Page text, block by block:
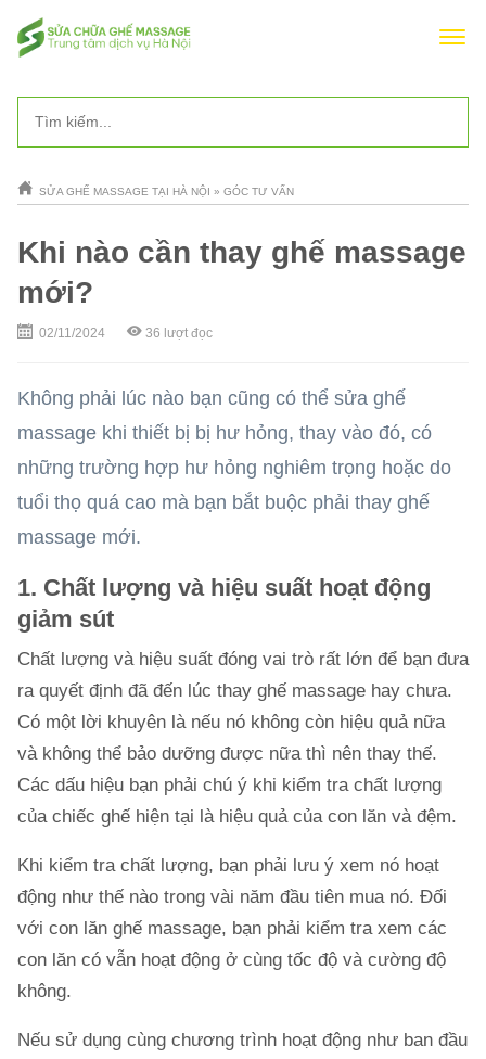
SỬA GHẾ MASSAGE TẠI HÀ NỘI » GÓC TƯ VẤN
Khi nào cần thay ghế massage
mới?
02/11/2024 36 lượt đọc
Không phải lúc nào bạn cũng có thể sửa ghế
massage khi thiết bị bị hư hỏng, thay vào đó, có
những trường hợp hư hỏng nghiêm trọng hoặc do
tuổi thọ quá cao mà bạn bắt buộc phải thay ghế
massage mới.
1. Chất lượng và hiệu suất hoạt động
giảm sút
Chất lượng và hiệu suất đóng vai trò rất lớn để bạn đưa
ra quyết định đã đến lúc thay ghế massage hay chưa.
Có một lời khuyên là nếu nó không còn hiệu quả nữa
và không thể bảo dưỡng được nữa thì nên thay thế.
Các dấu hiệu bạn phải chú ý khi kiểm tra chất lượng
của chiếc ghế hiện tại là hiệu quả của con lăn và đệm.
Khi kiểm tra chất lượng, bạn phải lưu ý xem nó hoạt
động như thế nào trong vài năm đầu tiên mua nó. Đối
với con lăn ghế massage, bạn phải kiểm tra xem các
con lăn có vẫn hoạt động ở cùng tốc độ và cường độ
không.
Nếu sử dụng cùng chương trình hoạt động như ban đầu